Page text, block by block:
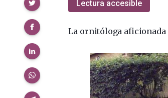
Lectura accesible
La ornitóloga aficionada